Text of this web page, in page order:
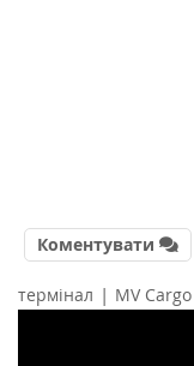
Коментувати
термінал | MV Cargo